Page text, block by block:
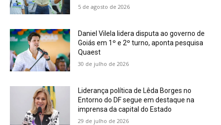
5 de agosto de 2026
Daniel Vilela lidera disputa ao governo de
Goiás em 1º e 2º turno, aponta pesquisa
Quaest
30 de julho de 2026
Liderança política de Lêda Borges no
Entorno do DF segue em destaque na
imprensa da capital do Estado
29 de julho de 2026